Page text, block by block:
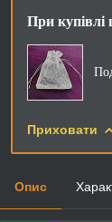
При купівлі
Приховати
Опис